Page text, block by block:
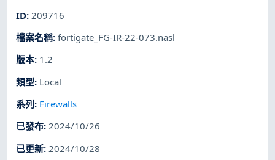
ID: 209716
檔案名稱:fortigate_FG-IR-22-073.nasl
版本: 1.2
類型: Local
系列 : Firewalls
已發布:2024/10/26
已更新: 2024/10/28